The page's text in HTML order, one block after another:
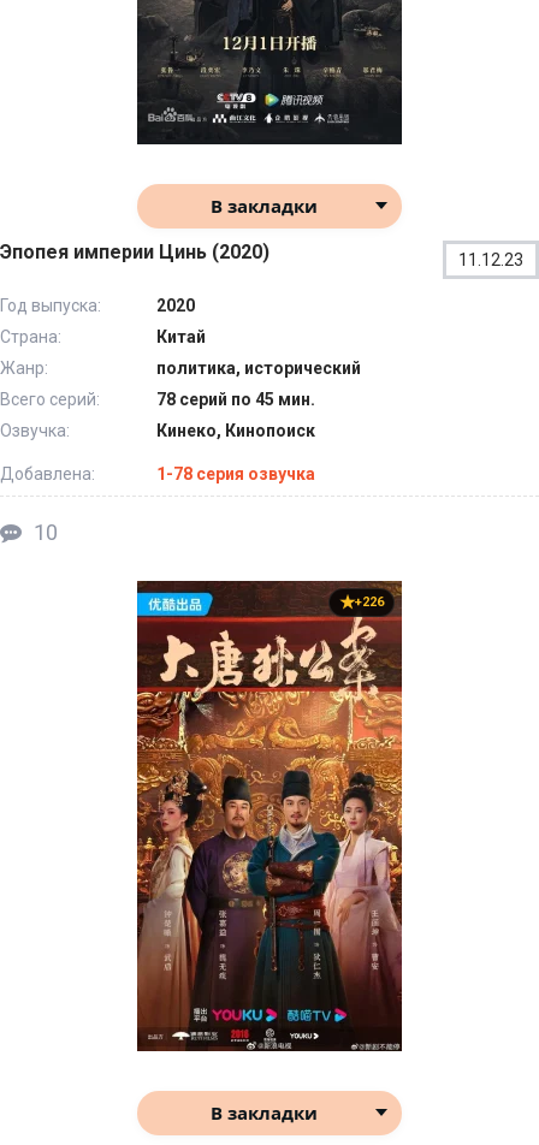
В закладки
Эпопея империи Цинь (2020) 11.12.23
Год выпуска:
2020
Страна:
Китай
Жанр:
политика, исторический
Всего серий:
78 серий по 45 мин.
Озвучка:
Кинеко, Кинопоиск
Добавлена: 1-78 серия озвучка
10
+226
В закладки